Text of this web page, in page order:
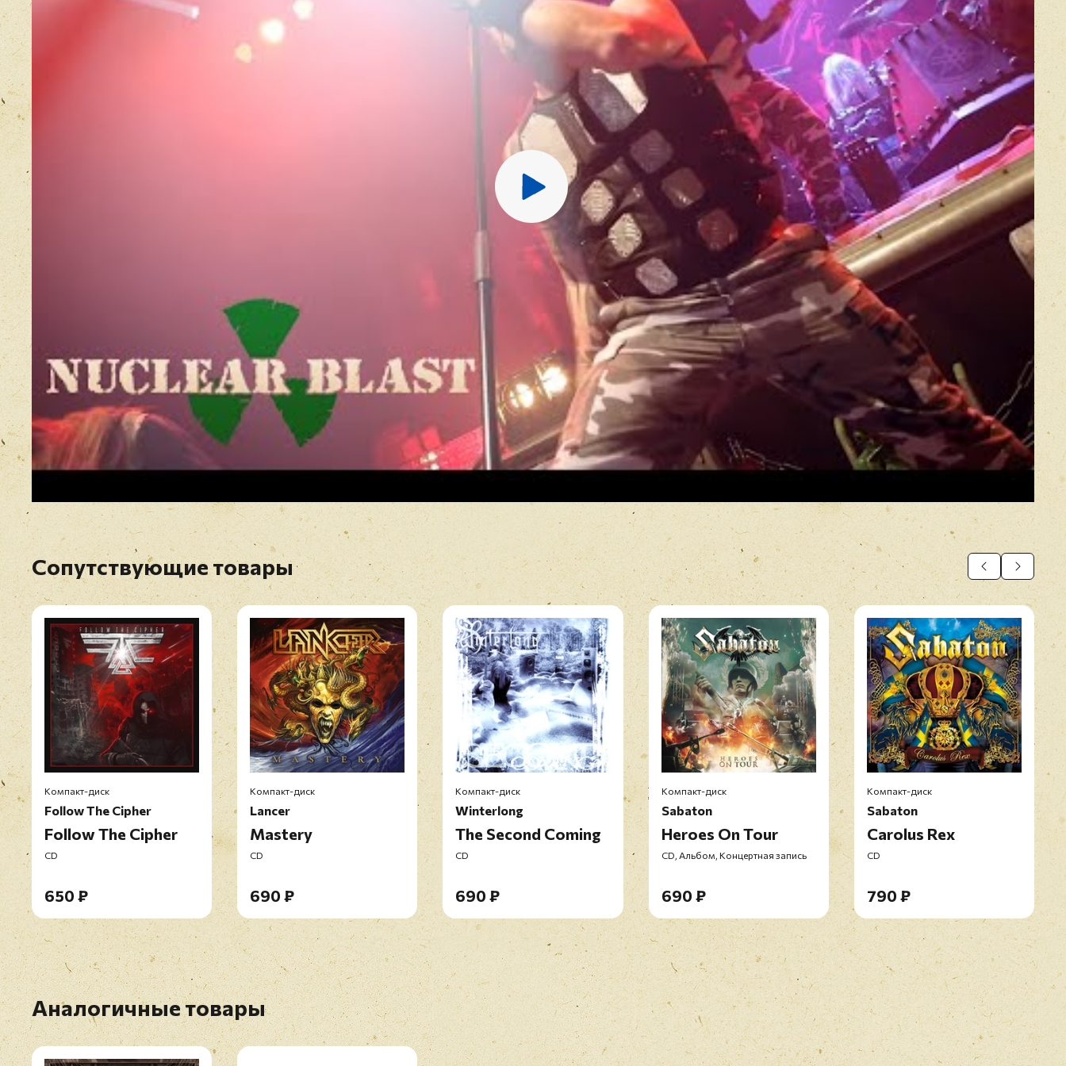
Прикрепить фото
Оставить отзыв
Перед публикацией отзывы проходят модерацию
Сопутствующие товары
Компакт-диск
Follow The Cipher
Follow The Cipher
CD
650 ₽
Компакт-диск
Lancer
Mastery
CD
690 ₽
Компакт-диск
Winterlong
The Second Coming
CD
690 ₽
Компакт-диск
Sabaton
Heroes On Tour
CD, Альбом, Концертная запись
690 ₽
Компакт-диск
Sabaton
Carolus Rex
CD
790 ₽
Аналогичные товары